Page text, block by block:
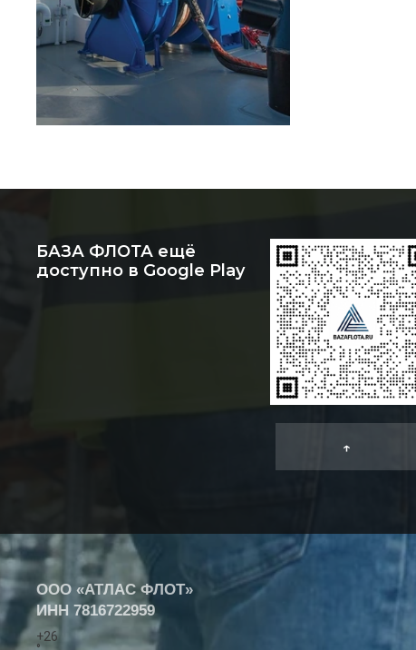
БАЗА ФЛОТА ещё
доступно в Google Play
↑
ООО «АТЛАС ФЛОТ»
ИНН 7816722959
+26